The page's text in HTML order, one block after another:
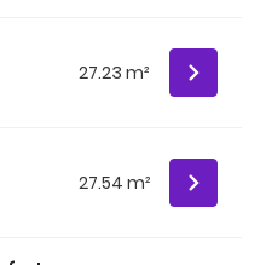
27.23 m²
27.54 m²